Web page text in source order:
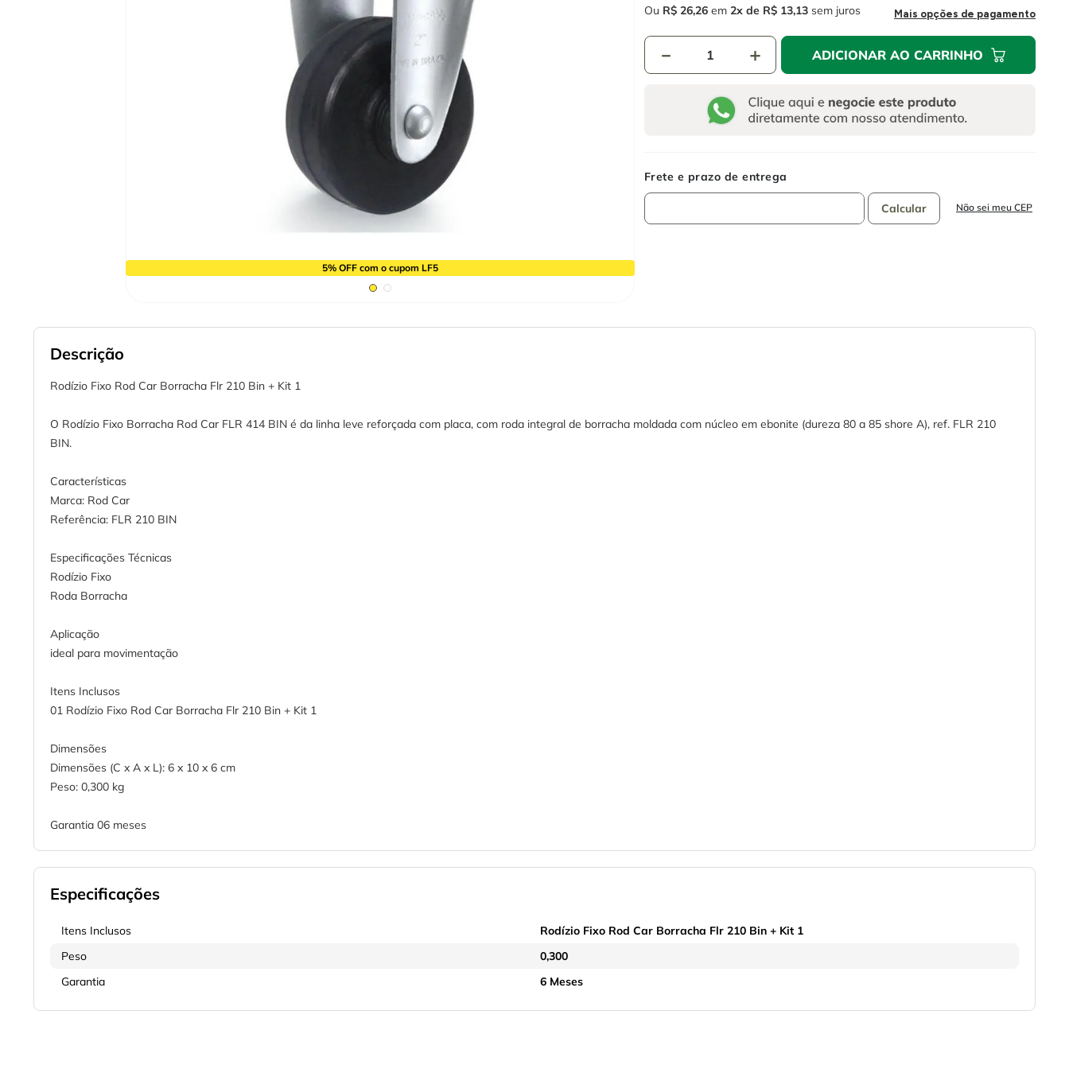
5% OFF com o cupom LF5
Ou R$ 26,26 em 2 R$ 13,13 sem juros Mais opções de pagamento
＋
－ ADICIONAR AO CARRINHO
Não sei meu CEP
Descrição
Rodízio Fixo Rod Car Borracha Flr 210 Bin + Kit 1
O Rodízio Fixo Borracha Rod Car FLR 414 BIN é da linha leve reforçada com placa, com roda integral de borracha moldada com núcleo em ebonite (dureza 80 a 85 shore A), ref. FLR 210
BIN.
Características
Marca: Rod Car
Referência: FLR 210 BIN
Especificações Técnicas
Rodízio Fixo
Roda Borracha
Aplicação
ideal para movimentação
Itens Inclusos
01 Rodízio Fixo Rod Car Borracha Flr 210 Bin + Kit 1
Dimensões
Dimensões (C x A x L): 6 x 10 x 6 cm
Peso: 0,300 kg
Garantia 06 meses
Especificações
Itens Inclusos
Rodízio Fixo Rod Car Borracha Flr 210 Bin + Kit 1
Peso
0,300
Garantia
6 Meses